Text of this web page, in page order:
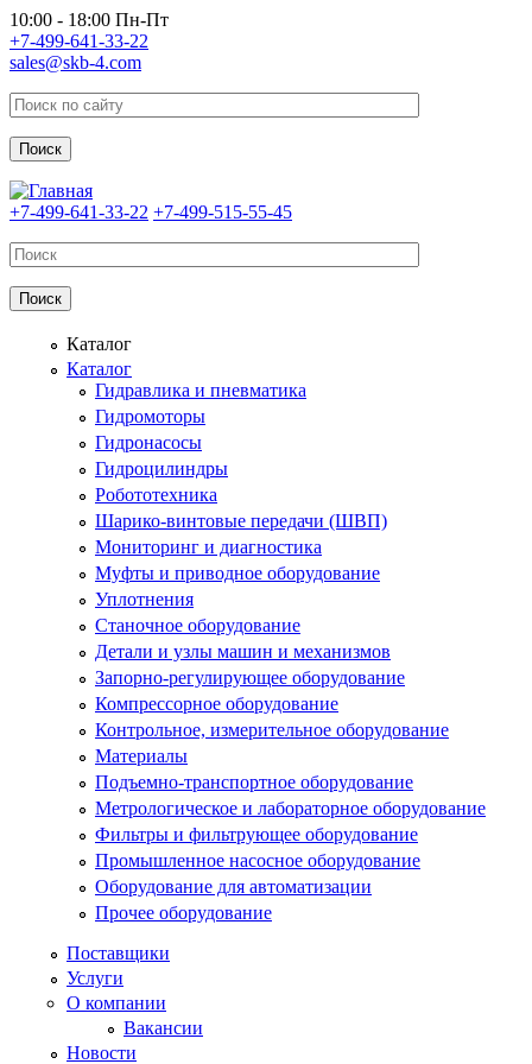
Перейти к основному содержанию
10:00 - 18:00 Пн-Пт
+7-499-641-33-22
sales@skb-4.com
+7-499-641-33-22 +7-499-515-55-45
Каталог
Каталог
Гидравлика и пневматика
Гидромоторы
Гидронасосы
Гидроцилиндры
Робототехника
Шарико-винтовые передачи (ШВП)
Мониторинг и диагностика
Муфты и приводное оборудование
Уплотнения
Станочное оборудование
Детали и узлы машин и механизмов
Запорно-регулирующее оборудование
Компрессорное оборудование
Контрольное, измерительное оборудование
Материалы
Подъемно-транспортное оборудование
Метрологическое и лабораторное оборудование
Фильтры и фильтрующее оборудование
Промышленное насосное оборудование
Оборудование для автоматизации
Прочее оборудование
Поставщики
Услуги
О компании
Вакансии
Новости